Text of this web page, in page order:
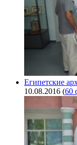
Египетские
10.08.2016 (60